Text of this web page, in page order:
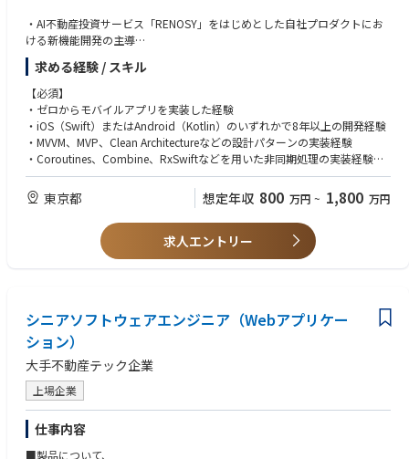
・AI不動産投資サービス「RENOSY」をはじめとした自社プロダクトにお
ける新機能開発の主導
・新規システムのアーキテクチャリング、および既存システムのリアーキ
テクチャ推進
・チームやプロダクトを横断する技術的課題の発見と解決
・パフォーマンスチューニング、モニタリング体制の強化、信頼性向上
・開発プロセスの改善や生産性向上のためのツール選定から導入、自動化
の推進
・エンジニアのメンタリングを行い、学習・品質・継続的改善の文化を醸
■本ポジションの魅力
◎ グローバルに展開されていく事業に携われます
GA technologiesでは現在7か国に事業を展開しており、今後も拡大して
◎ 優秀なメンバーと開発を進められます
社内には、現CTOの後藤のほかにも、過去にCTOやテックリードを経験
したメンバーが多数在籍しています。
技術的負債の計画的な解消や、優れた開発プラクティスの導入など、常
にチーム全体の技術力を向上させながら、
本質的な課題解決にコミットしている優秀なメンバーと切磋琢磨してい
く面白さがあります。
◎ 多様な成長機会
求める経験 / スキル
【必須】
・ゼロからモバイルアプリを実装した経験
・iOS（Swift）またはAndroid（Kotlin）のいずれかで8年以上の開発経験
・MVVM、MVP、Clean Architectureなどの設計パターンの実装経験
・Coroutines、Combine、RxSwiftなどを用いた非同期処理の実装経験
・RESTful API、GraphQLなどとの連携実装経験
・Unit Test、UI Testの設計 - 実装経験
・Gitを用いたチーム開発経験
・Firebase Analytics、Amplitude等の導入 - 活用経験
・App Store、Google Playへのリリース作業の経験
・2名以上のチームでの開発経験
【歓迎】
・APIサーバーの開発等のバックエンド側の開発経験
・複数メンバーが所属するチームのマネージメント経験
・iOSとAndroid両方の開発経験
・GitHub Actions、Bitrise、FastlaneなどによるCI/CD環境の構築 - 運用経
験
・アプリのパフォーマンス分析と最適化の経験
・モバイルアプリのセキュリティベストプラクティスの理解と実装経験
東京都 想定年収 800 万円 ~ 1,800 万円
求人エントリー
シニアソフトウェアエンジニア（Webアプリケー
ション）
大手不動産テック企業
上場企業
仕事内容
■製品について、